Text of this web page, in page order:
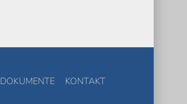
DOKUMENTE KONTAKT